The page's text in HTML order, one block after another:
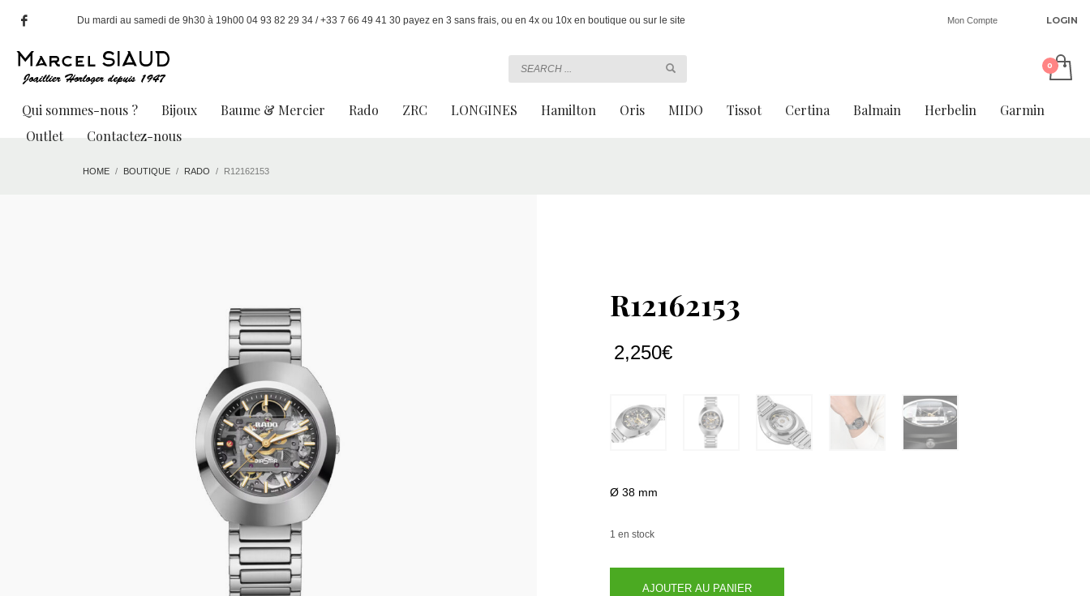
Du mardi au samedi de 9h30 à 19h00 04 93 82 29 34 / +33 7 66 49 41 30 payez en 3 sans frais, ou en 4x ou 10x en boutique ou sur le site Mon Compte LOGIN
Qui sommes-nous ? Bijoux Baume & Mercier Rado ZRC LONGINES Hamilton Oris MIDO Tissot Certina Balmain Herbelin
Garmin
Outlet
Contactez-nous
HOME BOUTIQUE RADO R12162153
R12162153
2,250€
Ø 38 mm
1 en stock
AJOUTER AU PANIER